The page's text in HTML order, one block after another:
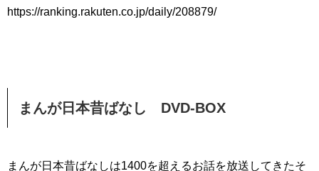
https://ranking.rakuten.co.jp/daily/208879/
まんが日本昔ばなし DVD-BOX
まんが日本昔ばなしは1400を超えるお話を放送してきたそ